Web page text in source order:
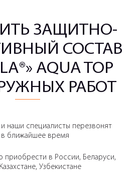
ЗАЩИТНО-
СОСТАВ
AQUA TOP
РАБОТ
и наши специалисты перезвонят
в ближайшее время
в России, Беларуси,
Узбекистане